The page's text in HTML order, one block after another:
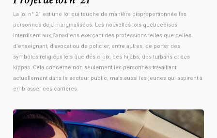
La loi n° 21 est une loi qui touche de manière disproportionnée les
personnes déjà marginalisées. Les nouvelles lois québécoises
interdisent aux Canadiens exerçant des professions telles que celles
d’enseignant, d’avocat ou de policier, entre autres, de porter des
symboles religieux tels que des croix, des hijabs, des turbans et des
kippas. Cela concerne non seulement les personnes travaillant
actuellement dans le secteur public, mais aussi les jeunes qui aspirent à
embrasser ces carrières.